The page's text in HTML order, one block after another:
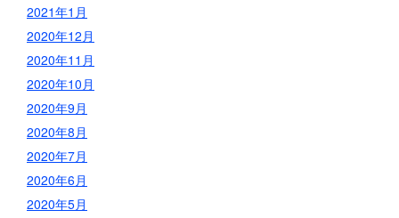
2021年1月
2020年12月
2020年11月
2020年10月
2020年9月
2020年8月
2020年7月
2020年6月
2020年5月